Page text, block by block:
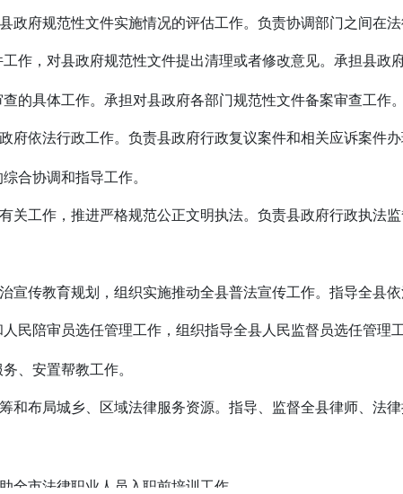
政府规范性文件实施情况的评估工作。负责协调部门之间在
作，对县政府规范性文件提出清理或者修改意见。承担县政
的具体工作。承担对县政府各部门规范性文件备案审查工作
府依法行政工作。负责县政府行政复议案件和相关应诉案件
合协调和指导工作。
关工作，推进严格规范公正文明执法。负责县政府行政执法
宣传教育规划，组织实施推动全县普法宣传工作。指导全县
民陪审员选任管理工作，组织指导全县人民监督员选任管理
、安置帮教工作。
和布局城乡、区域法律服务资源。指导、监督全县律师、法
全市法律职业人员入职前培训工作。